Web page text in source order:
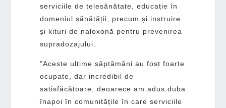
serviciile de telesănătate, educație în
domeniul sănătății, precum și instruire
și kituri de naloxonă pentru prevenirea
supradozajului.
"Aceste ultime săptămâni au fost foarte
ocupate, dar incredibil de
satisfăcătoare, deoarece am adus duba
înapoi în comunitățile în care serviciile